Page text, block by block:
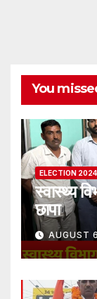
You
ELECTION 2024
स्वास्थ्य
छापा
AUGUST